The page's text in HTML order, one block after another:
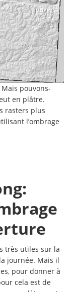
pouvons-
en plâtre.
rasters plus
l’ombrage
très utiles sur la
journée. Mais il
pour donner à
cela est de